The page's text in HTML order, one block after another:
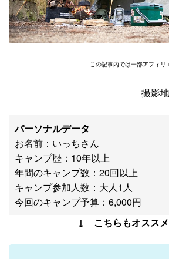
この記事内では一部アフィリ
撮影
パーソナルデータ
お名前：いっちさん
キャンプ歴：10年以上
年間のキャンプ数：20回以上
キャンプ参加人数：大人1人
今回のキャンプ予算：6,000円
↓ こちらもオスス